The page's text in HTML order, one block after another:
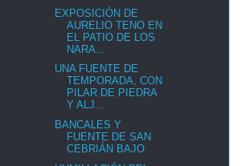
EXPOSICIÓN DE
AURELIO TENO EN
EL PATIO DE LOS
NARA...
UNA FUENTE DE
TEMPORADA, CON
PILAR DE PIEDRA
Y ALJ...
BANCALES Y
FUENTE DE SAN
CEBRIÁN BAJO